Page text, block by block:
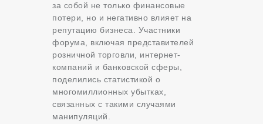
за собой не только финансовые
потери, но и негативно влияет на
репутацию бизнеса. Участники
форума, включая представителей
розничной торговли, интернет-
компаний и банковской сферы,
поделились статистикой о
многомиллионных убытках,
связанных с такими случаями
манипуляций.